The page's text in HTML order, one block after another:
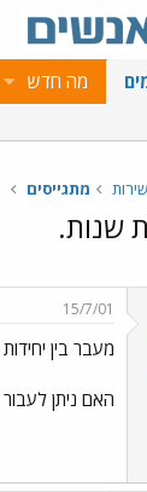
מה חדש
מתגייסים
שנות.
15/7/01
מעבר בין
האם ניתן